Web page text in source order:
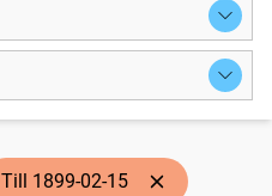
Till 1899-02-15